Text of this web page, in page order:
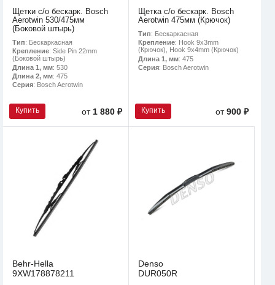
Щетки с/о бескарк. Bosch
Aerotwin 530/475мм
(Боковой штырь)
Тип: Бескаркасная
Крепление: Side Pin 22mm
(Боковой штырь)
Длина 1, мм: 530
Длина 2, мм: 475
Серия: Bosch Aerotwin
Купить от1 880 ₽
Щетка с/о бескарк. Bosch
Aerotwin 475мм (Крючок)
Тип: Бескаркасная
Крепление: Hook 9x3mm
(Крючок), Hook 9x4mm (Крючок)
Длина 1, мм: 475
Серия: Bosch Aerotwin
Купить от900 ₽
Behr-Hella
9XW178878211
Denso
DUR050R